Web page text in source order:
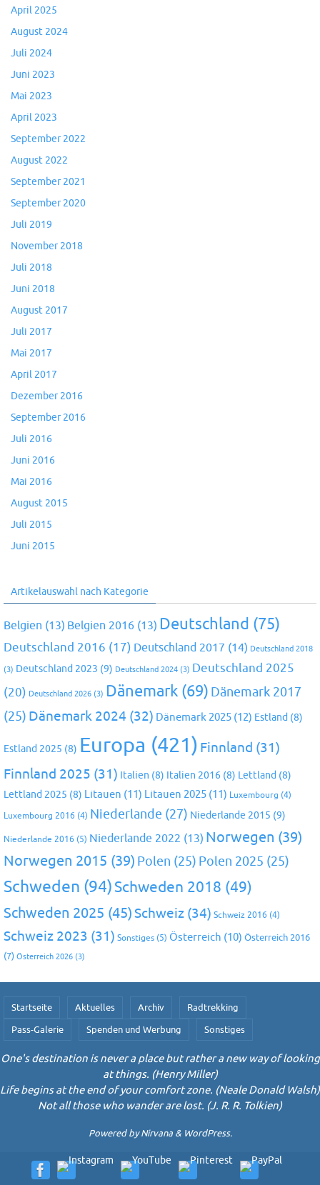
April 2025
August 2024
Juli 2024
Juni 2023
Mai 2023
April 2023
September 2022
August 2022
September 2021
September 2020
Juli 2019
November 2018
Juli 2018
Juni 2018
August 2017
Juli 2017
Mai 2017
April 2017
Dezember 2016
September 2016
Juli 2016
Juni 2016
Mai 2016
August 2015
Juli 2015
Juni 2015
Artikelauswahl nach Kategorie
Belgien (13) Belgien 2016 (13) Deutschland (75)
Deutschland 2016 (17) Deutschland 2017 (14) Deutschland 2018
(3) Deutschland 2023 (9) Deutschland 2024 (3) Deutschland 2025
(20) Deutschland 2026 (3) Dänemark (69) Dänemark 2017
(25) Dänemark 2024 (32) Dänemark 2025 (12) Estland (8)
Estland 2025 (8) Europa (421) Finnland (31)
Finnland 2025 (31) Italien (8) Italien 2016 (8) Lettland (8)
Lettland 2025 (8) Litauen (11) Litauen 2025 (11) Luxembourg (4)
Luxembourg 2016 (4) Niederlande (27) Niederlande 2015 (9)
Niederlande 2016 (5) Niederlande 2022 (13) Norwegen (39)
Norwegen 2015 (39) Polen (25) Polen 2025 (25)
Schweden (94)Schweden 2018 (49)
Schweden 2025 (45)Schweiz (34) Schweiz 2016 (4)
Schweiz 2023 (31) Sonstiges (5) Österreich (10) Österreich 2016
(7) Österreich 2026 (3)
Startseite Aktuelles Archiv
Radtrekking
Pass-Galerie
Spenden und Werbung Sonstiges
One's destination is never a place but rather a new way of looking
at things. (Henry Miller)
Life begins at the end of your comfort zone. (Neale Donald Walsh)
Not all those who wander are lost. (J. R. R. Tolkien)
Powered byNirvana& WordPress.